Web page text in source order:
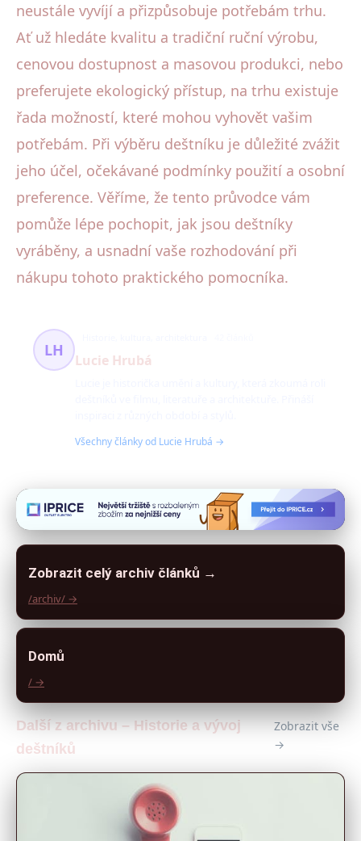
neustále vyvíjí a přizpůsobuje potřebám trhu.
Ať už hledáte kvalitu a tradiční ruční výrobu,
cenovou dostupnost a masovou produkci, nebo
preferujete ekologický přístup, na trhu existuje
řada možností, které mohou vyhovět vašim
potřebám. Při výběru deštníku je důležité zvážit
jeho účel, očekávané podmínky použití a osobní
preference. Věříme, že tento průvodce vám
pomůže lépe pochopit, jak jsou deštníky
vyráběny, a usnadní vaše rozhodování při
nákupu tohoto praktického pomocníka.
LH
Lucie Hrubá
Všechny články od Lucie Hrubá →
Zobrazit celý archiv článků →
/archiv/ →
Domů
/ →
Další z archivu – Historie a vývoj
deštníků
Zobrazit vše
→